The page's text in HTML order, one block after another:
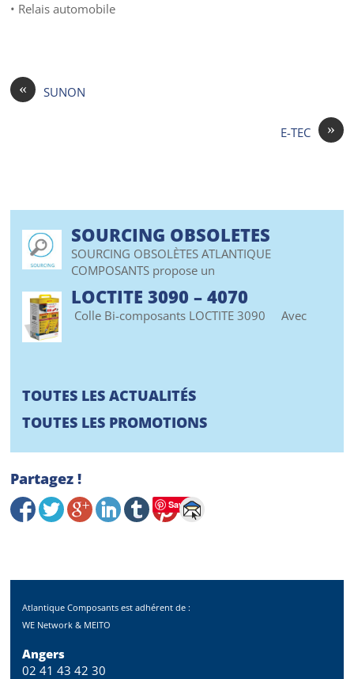
• Relais automobile
« SUNON
»
E-TEC
SOURCING OBSOLETES
SOURCING OBSOLÈTES ATLANTIQUE
COMPOSANTS propose un
LOCTITE 3090 – 4070
Colle Bi-composants LOCTITE 3090 Avec
TOUTES LES ACTUALITÉS
TOUTES LES PROMOTIONS
Partagez !
Save
Atlantique Composants est adhérent de :
WE Network & MEITO
Angers
02 41 43 42 30